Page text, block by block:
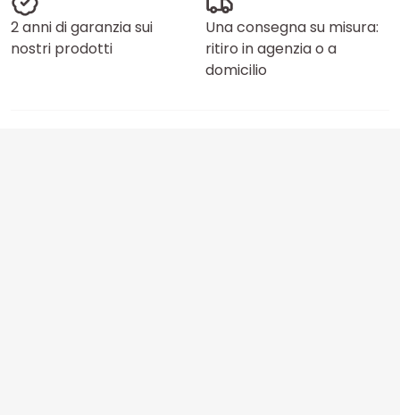
2 anni di garanzia sui
nostri prodotti
Una consegna su misura:
ritiro in agenzia o a
domicilio